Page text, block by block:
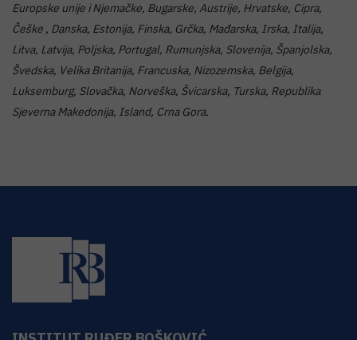
Europske unije i Njemačke, Bugarske, Austrije, Hrvatske, Cipra,
Češke , Danska, Estonija, Finska, Grčka, Mađarska, Irska, Italija,
Litva, Latvija, Poljska, Portugal, Rumunjska, Slovenija, Španjolska,
Švedska, Velika Britanija, Francuska, Nizozemska, Belgija,
Luksemburg, Slovačka, Norveška, Švicarska, Turska, Republika
Sjeverna Makedonija, Island, Crna Gora.